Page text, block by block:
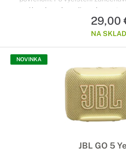
pomáha obmedzovať usadzovanie
Súčasťou balenia je plniteľná
handrička z
29,00
NA
NOVINKA
JBL GO 5